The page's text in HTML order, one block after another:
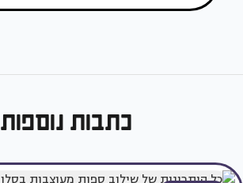
כתבות נוספות